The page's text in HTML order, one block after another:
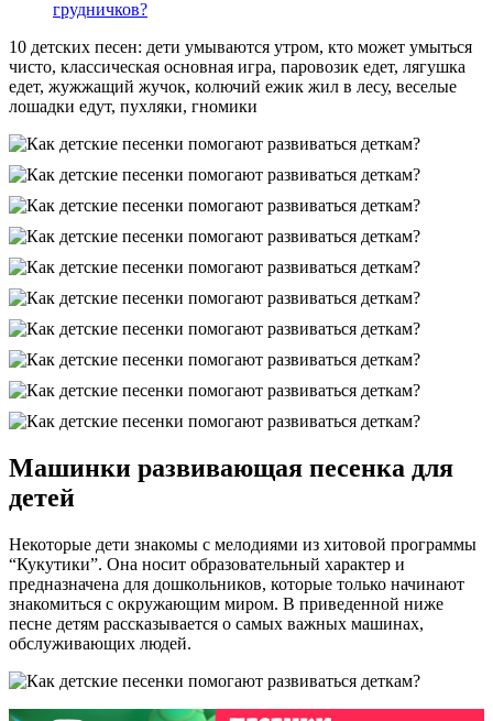
грудничков?
10 детских песен: дети умываются утром, кто может умыться
чисто, классическая основная игра, паровозик едет, лягушка
едет, жужжащий жучок, колючий ежик жил в лесу, веселые
лошадки едут, пухляки, гномики
Машинки развивающая песенка для
детей
Некоторые дети знакомы с мелодиями из хитовой программы
“Кукутики”. Она носит образовательный характер и
предназначена для дошкольников, которые только начинают
знакомиться с окружающим миром. В приведенной ниже
песне детям рассказывается о самых важных машинах,
обслуживающих людей.